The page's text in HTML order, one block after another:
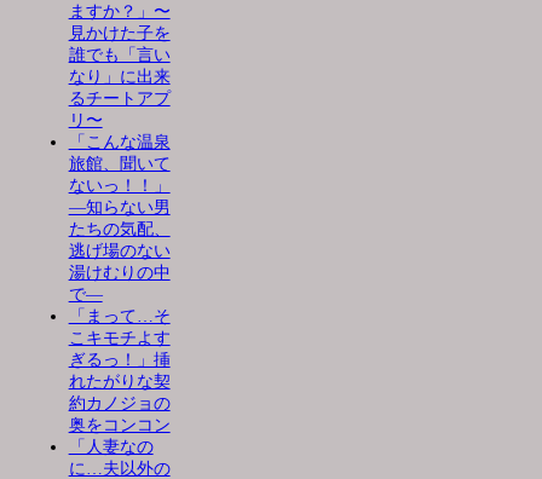
ますか？」〜
見かけた子を
誰でも「言い
なり」に出来
るチートアプ
リ〜
「こんな温泉
旅館、聞いて
ないっ！！」
―知らない男
たちの気配、
逃げ場のない
湯けむりの中
で―
「まって…そ
こキモチよす
ぎるっ！」挿
れたがりな契
約カノジョの
奥をコンコン
「人妻なの
に…夫以外の